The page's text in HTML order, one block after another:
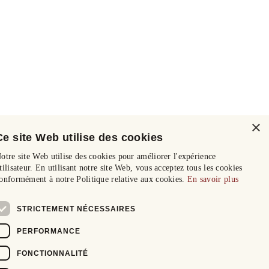
×
site Web utilise des cookies
site Web utilise des cookies pour améliorer l'expérience
En utilisant notre site Web, vous acceptez tous les cookies
à notre Politique relative aux cookies. En savoir plus
STRICTEMENT NÉCESSAIRES
PERFORMANCE
FONCTIONNALITÉ